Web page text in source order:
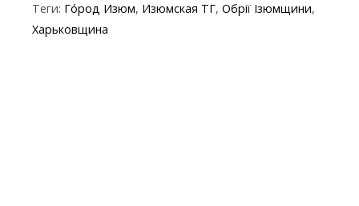
b er p
Теги: Го́род Изюм, Изюмская ТГ, Обрії Ізюмщини,
Харьковщина